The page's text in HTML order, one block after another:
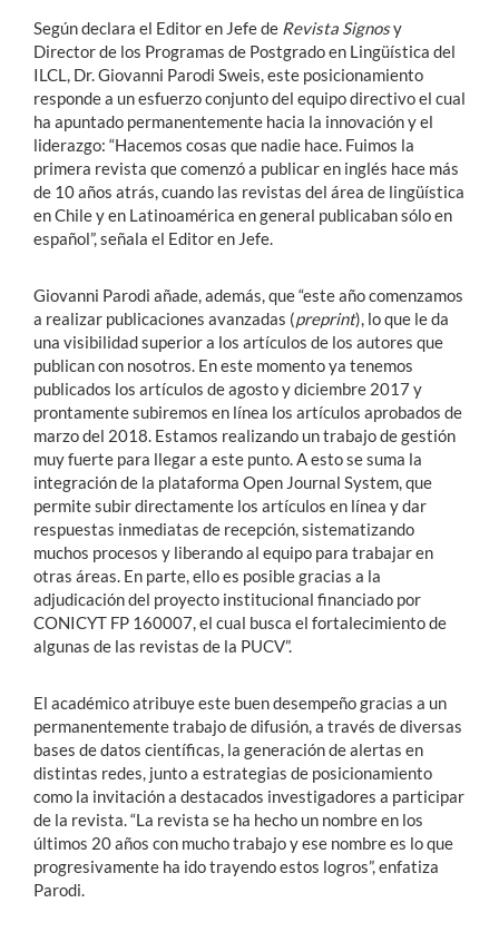
Según declara el Editor en Jefe de Revista Signosy
Director de los Programas de Postgrado en Lingüística del
ILCL, Dr. Giovanni Parodi Sweis, este posicionamiento
responde a un esfuerzo conjunto del equipo directivo el cual
ha apuntado permanentemente hacia la innovación y el
liderazgo: “Hacemos cosas que nadie hace. Fuimos la
primera revista que comenzó a publicar en inglés hace más
de 10 años atrás, cuando las revistas del área de lingüística
en Chile y en Latinoamérica en general publicaban sólo en
español”, señala el Editor en Jefe.
Giovanni Parodi añade, además, que “este año comenzamos
a realizar publicaciones avanzadas (preprint), lo que le da
una visibilidad superior a los artículos de los autores que
publican con nosotros. En este momento ya tenemos
publicados los artículos de agosto y diciembre 2017 y
prontamente subiremos en línea los artículos aprobados de
marzo del 2018. Estamos realizando un trabajo de gestión
muy fuerte para llegar a este punto. A esto se suma la
integración de la plataforma Open Journal System, que
permite subir directamente los artículos en línea y dar
respuestas inmediatas de recepción, sistematizando
muchos procesos y liberando al equipo para trabajar en
otras áreas. En parte, ello es posible gracias a la
adjudicación del proyecto institucional financiado por
CONICYT FP 160007, el cual busca el fortalecimiento de
algunas de las revistas de la PUCV”.
El académico atribuye este buen desempeño gracias a un
permanentemente trabajo de difusión, a través de diversas
bases de datos científicas, la generación de alertas en
distintas redes, junto a estrategias de posicionamiento
como la invitación a destacados investigadores a participar
de la revista. “La revista se ha hecho un nombre en los
últimos 20 años con mucho trabajo y ese nombre es lo que
progresivamente ha ido trayendo estos logros”, enfatiza
Parodi.